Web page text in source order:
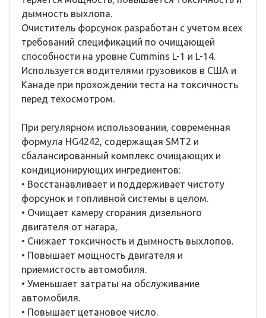
дымность выхлопа.
Очиститель форсунок разработан с учетом всех
требований спецификаций по очищающей
способности на уровне Cummins L-1 и L-14.
Используется водителями грузовиков в США и
Канаде при прохождении теста на токсичность
перед техосмотром.
При регулярном использовании, современная
формула HG4242, содержащая SMT2 и
сбалансированный комплекс очищающих и
кондиционирующих ингредиентов:
• Восстанавливает и поддерживает чистоту
форсунок и топливной системы в целом.
• Очищает камеру сгорания дизельного
двигателя от нагара,
• Снижает токсичность и дымность выхлопов.
• Повышает мощность двигателя и
приемистость автомобиля.
• Уменьшает затраты на обслуживание
автомобиля.
• Повышает цетановое число.